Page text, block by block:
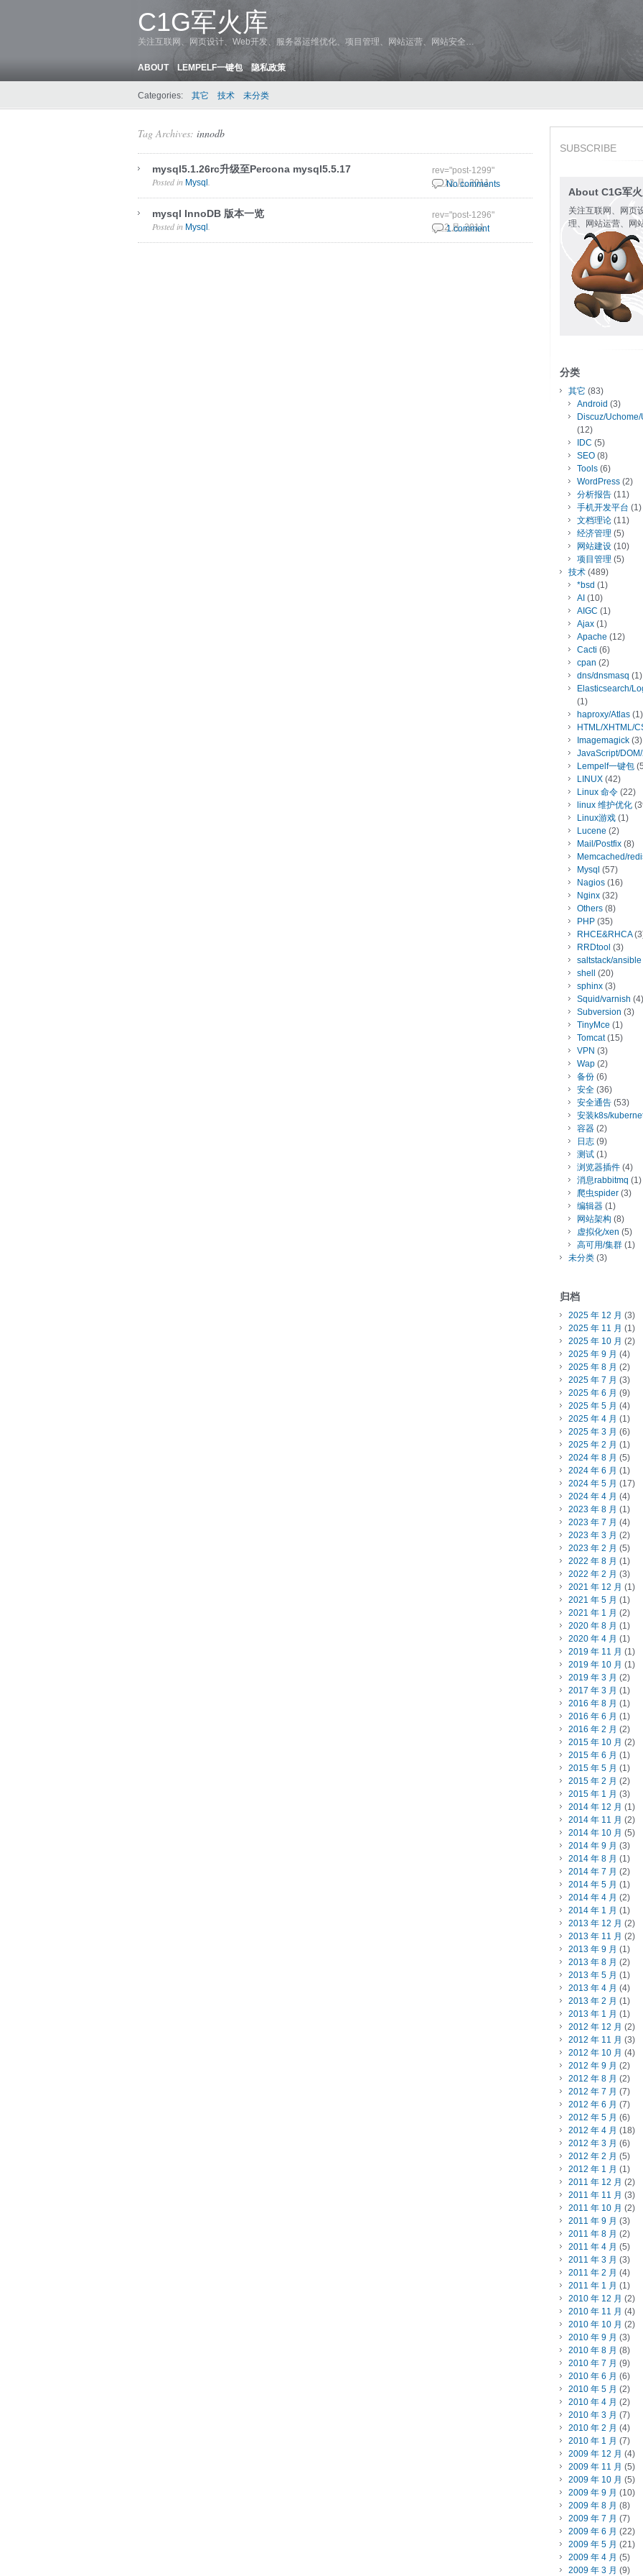
C1G军火库
关注互联网、网页设计、Web开发、服务器运维优化、项目管理、网站运营、网站安全…
ABOUT LEMPELF一键包 隐私政策
Categories: 其它 技术 未分类
Tag Archives: innodb
mysql5.1.26rc升级至Percona mysql5.5.17
16 12 月, 2011
Posted in Mysql
rev="post-1299"
No comments
mysql InnoDB 版本一览
9 12 月, 2011
Posted in Mysql
rev="post-1296"
1 comment
SUBSCRIBE
About C1G军
关注互联网、网页
理、网站运营、网
分类
其它 (83)
Android (3)
Discuz/
(12)
IDC (5)
SEO (8)
Tools (6)
WordPress (2)
分析报告 (11)
手机开发平台 (1)
文档理论 (11)
经济管理 (5)
网站建设 (10)
项目管理 (5)
技术 (489)
*bsd (1)
AI (10)
AIGC (1)
Ajax (1)
Apache (12)
Cacti (6)
cpan (2)
dns/dnsmasq (1)
Elasticsearch/
(1)
haproxy/Atlas (1)
HTML/XHTML/
Imagemagick (3)
JavaScript/
Lempelf一键包
LINUX (42)
Linux 命令 (22)
linux 维护优化
Linux游戏 (1)
Lucene (2)
Mail/Postfix (8)
Memcached/
Mysql (57)
Nagios (16)
Nginx (32)
Others (8)
PHP (35)
RHCE&RHCA
RRDtool (3)
saltstack/ansible
shell
(20)
sphinx (3)
Squid/varnish (4)
Subversion (3)
TinyMce (1)
Tomcat(15)
VPN (3)
Wap (2)
备份 (6)
安全 (36)
安全通告 (53)
安装k8s/
容器 (2)
日志 (9)
测试 (1)
浏览器插件 (4)
消息rabbitmq (1)
爬虫spider (3)
编辑器 (1)
网站架构 (8)
虚拟化/xen (5)
高可用/集群 (1)
未分类 (3)
归档
2025 年 12 月 (3)
2025 年 11 月 (1)
2025 年 10 月 (2)
2025 年 9 月 (4)
2025 年 8 月 (2)
2025 年 7 月 (3)
2025 年 6 月 (9)
2025 年 5 月 (4)
2025 年 4 月 (1)
2025 年 3 月 (6)
2025 年 2 月 (1)
2024 年 8 月 (5)
2024 年 6 月 (1)
2024 年 5 月 (17)
2024 年 4 月 (4)
2023 年 8 月 (1)
2023 年 7 月 (4)
2023 年 3 月 (2)
2023 年 2 月 (5)
2022 年 8 月 (1)
2022 年 2 月 (3)
2021 年 12 月 (1)
2021 年 5 月 (1)
2021 年 1 月 (2)
2020 年 8 月 (1)
2020 年 4 月 (1)
2019 年 11 月 (1)
2019 年 10 月 (1)
2019 年 3 月 (2)
2017 年 3 月 (1)
2016 年 8 月 (1)
2016 年 6 月 (1)
2016 年 2 月 (2)
2015 年 10 月 (2)
2015 年 6 月 (1)
2015 年 5 月 (1)
2015 年 2 月 (2)
2015 年 1 月 (3)
2014 年 12 月 (1)
2014 年 11 月 (2)
2014 年 10 月 (5)
2014 年 9 月 (3)
2014 年 8 月 (1)
2014 年 7 月 (2)
2014 年 5 月 (1)
2014 年 4 月 (2)
2014 年 1 月 (1)
2013 年 12 月 (2)
2013 年 11 月 (2)
2013 年 9 月 (1)
2013 年 8 月 (2)
2013 年 5 月 (1)
2013 年 4 月 (4)
2013 年 2 月 (1)
2013 年 1 月 (1)
2012 年 12 月 (2)
2012 年 11 月 (3)
2012 年 10 月 (4)
2012 年 9 月 (2)
2012 年 8 月 (2)
2012 年 7 月 (7)
2012 年 6 月 (7)
2012 年 5 月 (6)
2012 年 4 月 (18)
2012 年 3 月 (6)
2012 年 2 月 (5)
2012 年 1 月 (1)
2011 年 12 月 (2)
2011 年 11 月 (3)
2011 年 10 月 (2)
2011 年 9 月 (3)
2011 年 8 月 (2)
2011 年 4 月 (5)
2011 年 3 月 (3)
2011 年 2 月 (4)
2011 年 1 月 (1)
2010 年 12 月 (2)
2010 年 11 月 (4)
2010 年 10 月 (2)
2010 年 9 月 (3)
2010 年 8 月 (8)
2010 年 7 月 (9)
2010 年 6 月 (6)
2010 年 5 月 (2)
2010 年 4 月 (2)
2010 年 3 月 (7)
2010 年 2 月 (4)
2010 年 1 月 (7)
2009 年 12 月 (4)
2009 年 11 月 (5)
2009 年 10 月 (5)
2009 年 9 月 (10)
2009 年 8 月 (8)
2009 年 7 月 (7)
2009 年 6 月 (22)
2009 年 5 月 (21)
2009 年 4 月 (5)
2009 年 3 月 (9)